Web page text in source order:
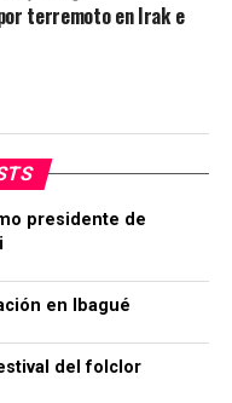
terremoto en Irak e
presidente de
en Ibagué
del folclor